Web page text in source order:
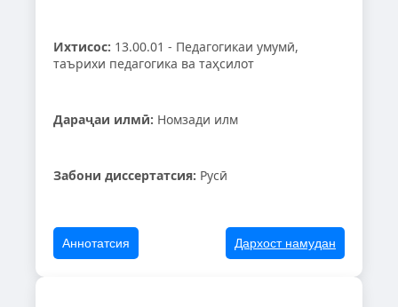
Ихтисос: 13.00.01 - Педагогикаи умумӣ,
таърихи педагогика ва таҳсилот
Дараҷаи илмӣ: Номзади илм
Забони диссертатсия: Русӣ
Аннотатсия Дархост намудан